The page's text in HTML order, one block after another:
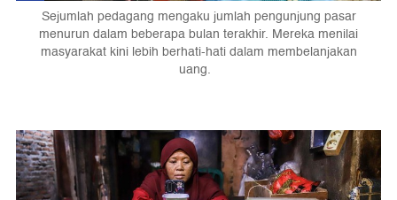
Sejumlah pedagang mengaku jumlah pengunjung pasar
menurun dalam beberapa bulan terakhir. Mereka menilai
masyarakat kini lebih berhati-hati dalam membelanjakan
uang.